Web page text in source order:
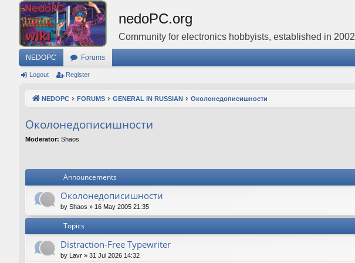
nedoPC.org
Community for electronics hobbyists, established in 2002
NEDOPC Forums
Logout Register
NEDOPC FORUMS GENERAL IN RUSSIAN Околонедописишности
Околонедописишности
Moderator: Shaos
Announcements
Околонедописишности
by Shaos » 16 May 2005 21:35
Topics
Distraction-Free Typewriter
by Lavr » 31 Jul 2026 14:32